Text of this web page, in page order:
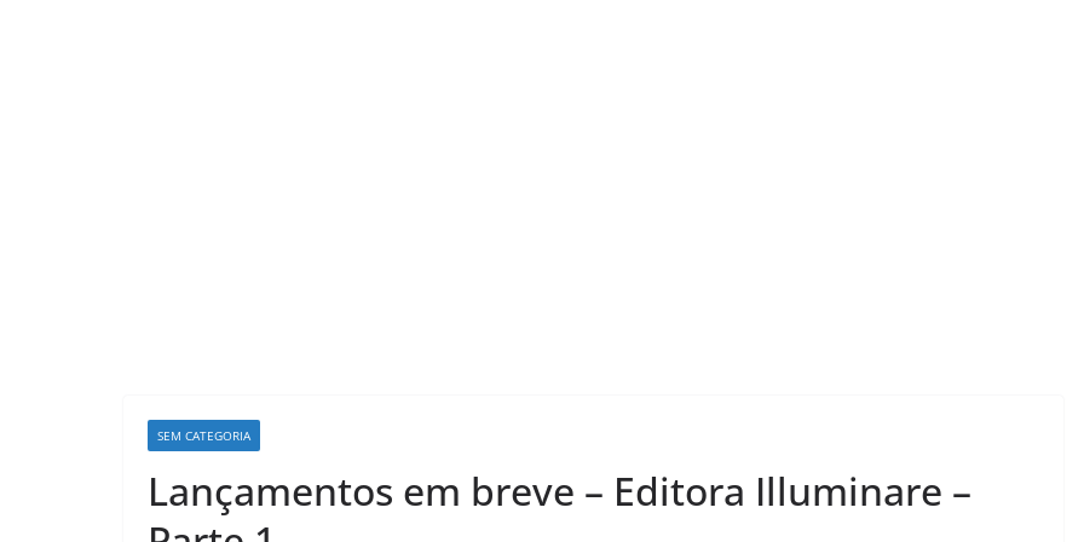
SEM CATEGORIA
Lançamentos em breve – Editora Illuminare –
mágica de dois livros
Vamos revisitar duas